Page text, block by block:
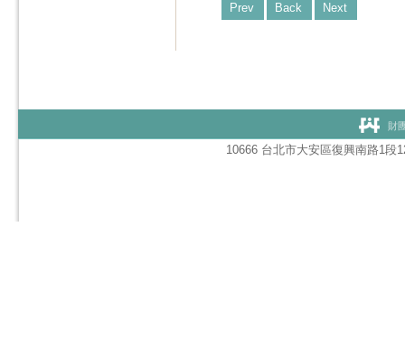
Prev Back Next
財
10666 台北市大安區復興南路1段